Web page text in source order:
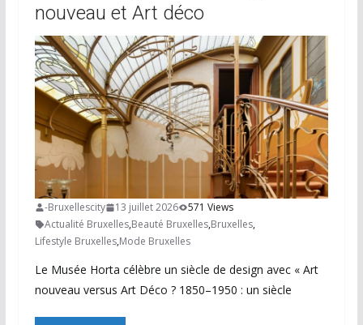
nouveau et Art déco
-Bruxellescity 13 juillet 2026
571 Views
Actualité Bruxelles,Beauté Bruxelles,Bruxelles,
Lifestyle Bruxelles,Mode Bruxelles
Le Musée Horta célèbre un siècle de design avec « Art
nouveau versus Art Déco ? 1850–1950 : un siècle